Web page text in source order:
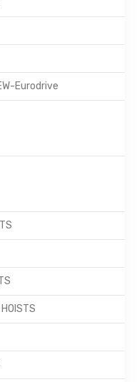
Eurodrive